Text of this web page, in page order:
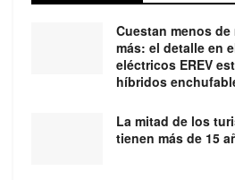
Cuestan menos
más: el detalle en
eléctricos EREV
híbridos
La mitad de los
tienen más de 15